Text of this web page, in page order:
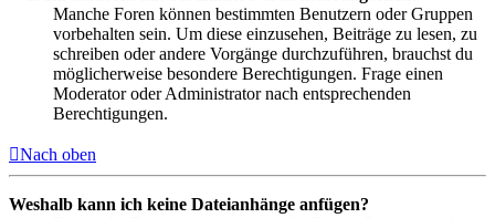
Manche Foren können bestimmten Benutzern oder Gruppen
vorbehalten sein. Um diese einzusehen, Beiträge zu lesen, zu
schreiben oder andere Vorgänge durchzuführen, brauchst du
möglicherweise besondere Berechtigungen. Frage einen
Moderator oder Administrator nach entsprechenden
Berechtigungen.
Nach oben
Weshalb kann ich keine Dateianhänge anfügen?